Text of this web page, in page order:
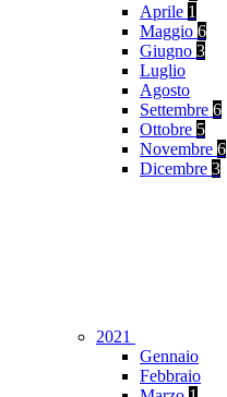
Aprile 1
Maggio 6
Giugno 3
Luglio
Agosto
Settembre 6
Ottobre 5
Novembre 6
Dicembre 3
2021
Gennaio
Febbraio